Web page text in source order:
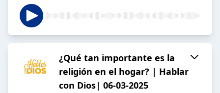
¿Qué tan importante es la
religión en el hogar? | Hablar
con Dios| 06-03-2025